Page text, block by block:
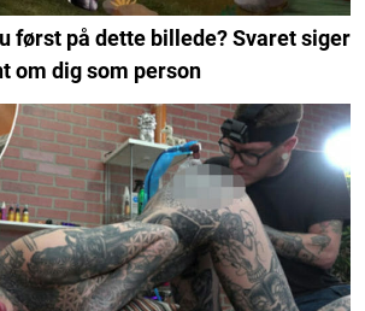
først på dette billede? Svaret siger
om dig som person